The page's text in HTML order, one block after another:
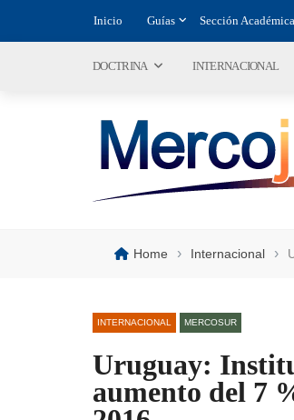
Inicio Guías Sección Académica
DOCTRINA INTERNACIONAL
Home › Internacional ›
INTERNACIONAL MERCOSUR
Uruguay:
aumento del 7